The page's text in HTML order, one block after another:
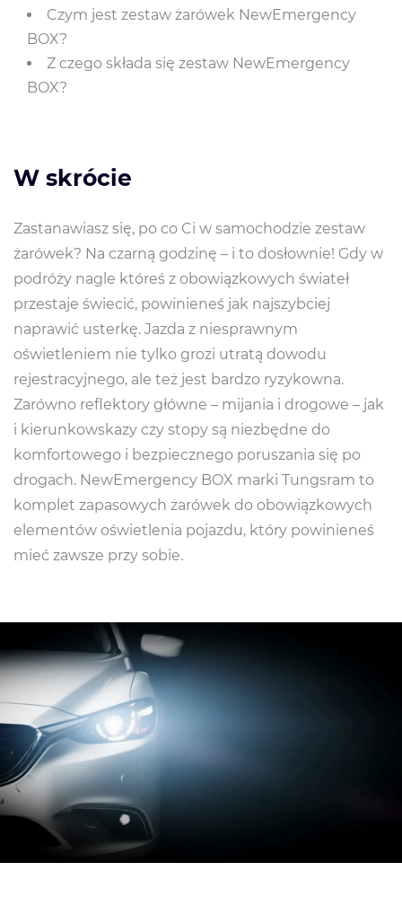
Czym jest zestaw żarówek NewEmergency
BOX?
Z czego składa się zestaw NewEmergency
BOX?
W skrócie
Zastanawiasz się, po co Ci w samochodzie zestaw
żarówek? Na czarną godzinę – i to dosłownie! Gdy w
podróży nagle któreś z obowiązkowych świateł
przestaje świecić, powinieneś jak najszybciej
naprawić usterkę. Jazda z niesprawnym
oświetleniem nie tylko grozi utratą dowodu
rejestracyjnego, ale też jest bardzo ryzykowna.
Zarówno reflektory główne – mijania i drogowe – jak
i kierunkowskazy czy stopy są niezbędne do
komfortowego i bezpiecznego poruszania się po
drogach. NewEmergency BOX marki Tungsram to
komplet zapasowych żarówek do obowiązkowych
elementów oświetlenia pojazdu, który powinieneś
mieć zawsze przy sobie.